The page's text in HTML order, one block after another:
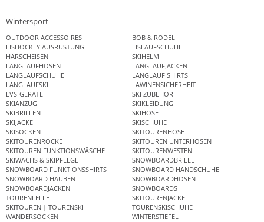
Wintersport
OUTDOOR ACCESSOIRES
BOB & RODEL
EISHOCKEY AUSRÜSTUNG
EISLAUFSCHUHE
HARSCHEISEN
SKIHELM
LANGLAUFHOSEN
LANGLAUFJACKEN
LANGLAUFSCHUHE
LANGLAUF SHIRTS
LANGLAUFSKI
LAWINENSICHERHEIT
LVS-GERÄTE
SKI ZUBEHÖR
SKIANZUG
SKIKLEIDUNG
SKIBRILLEN
SKIHOSE
SKIJACKE
SKISCHUHE
SKISOCKEN
SKITOURENHOSE
SKITOURENRÖCKE
SKITOUREN UNTERHOSEN
SKITOUREN FUNKTIONSWÄSCHE
SKITOURENWESTEN
SKIWACHS & SKIPFLEGE
SNOWBOARDBRILLE
SNOWBOARD FUNKTIONSSHIRTS
SNOWBOARD HANDSCHUHE
SNOWBOARD HAUBEN
SNOWBOARDHOSEN
SNOWBOARDJACKEN
SNOWBOARDS
TOURENFELLE
SKITOURENJACKE
SKITOUREN | TOURENSKI
TOURENSKISCHUHE
WANDERSOCKEN
WINTERSTIEFEL